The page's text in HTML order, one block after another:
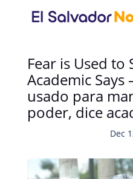
Fear is Used to
Academic
usado para
poder, dice
Dec